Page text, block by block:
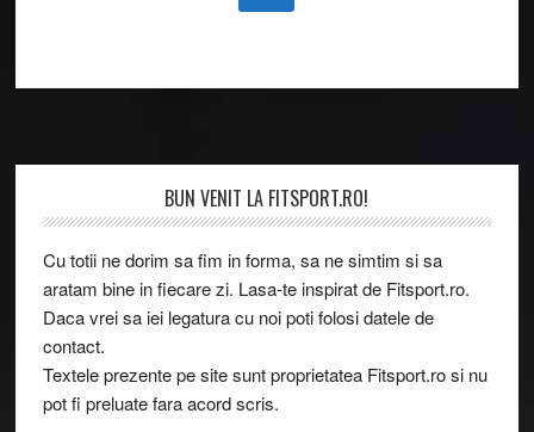
BUN VENIT LA FITSPORT.RO!
Cu totii ne dorim sa fim in forma, sa ne simtim si sa
aratam bine in fiecare zi. Lasa-te inspirat de Fitsport.ro.
Daca vrei sa iei legatura cu noi poti folosi datele de
contact.
Textele prezente pe site sunt proprietatea Fitsport.ro si nu
pot fi preluate fara acord scris.